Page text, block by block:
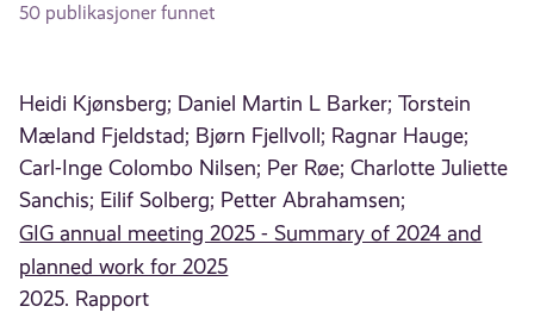
50 publikasjoner funnet
Heidi Kjønsberg; Daniel Martin L Barker; Torstein
Mæland Fjeldstad; Bjørn Fjellvoll; Ragnar Hauge;
Carl-Inge Colombo Nilsen; Per Røe; Charlotte Juliette
Sanchis; Eilif Solberg; Petter Abrahamsen;
GIG annual meeting 2025 - Summary of 2024 and
planned work for 2025
2025. Rapport